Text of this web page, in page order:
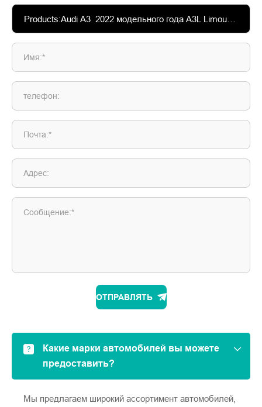
Имя:*
телефон:
Почта:*
Адрес:
Сообщение:*
ОТПРАВЛЯТЬ
Какие марки автомобилей вы можете
предоставить?
Мы предлагаем широкий ассортимент автомобилей,